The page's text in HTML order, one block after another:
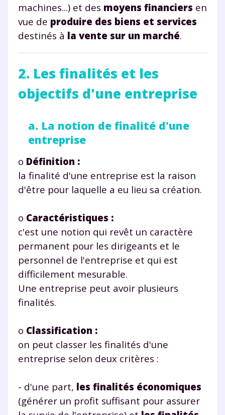
machines...) et des moyens financiers en
vue de produire des biens et services
destinés à la vente sur un marché.
2. Les finalités et les
objectifs d'une entreprise
a. La notion de finalité d'une
entreprise
o Définition :
la finalité d'une entreprise est la raison
d'être pour laquelle a eu lieu sa création.
o Caractéristiques :
c'est une notion qui revêt un caractère
permanent pour les dirigeants et le
personnel de l'entreprise et qui est
difficilement mesurable.
Une entreprise peut avoir plusieurs
finalités.
o Classification :
on peut classer les finalités d'une
entreprise selon deux critères :
- d'une part, les finalités économiques
(générer un profit suffisant pour assurer